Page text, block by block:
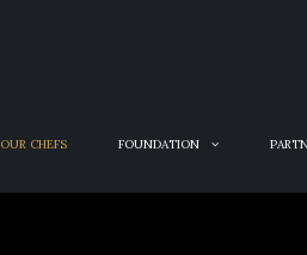
OUR CHEFS FOUNDATION